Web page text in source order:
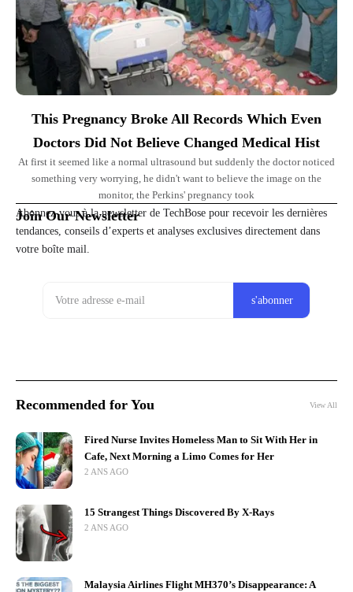
This Pregnancy Broke All Records Which Even
Doctors Did Not Believe Changed Medical Hist
At first it seemed like a normal ultrasound but suddenly the doctor noticed
something very worrying, he didn't want to believe the image on the
monitor, the Perkins' pregnancy took
Join Our Newsletter
Abonnez-vous à la newsletter de TechBose pour recevoir les dernières
tendances, conseils d’experts et analyses exclusives directement dans
votre boîte mail.
Recommended for You View All
Fired Nurse Invites Homeless Man to Sit With Her in
Cafe, Next Morning a Limo Comes for Her
2 ANS AGO
15 Strangest Things Discovered By X-Rays
2 ANS AGO
Malaysia Airlines Flight MH370’s Disappearance: A